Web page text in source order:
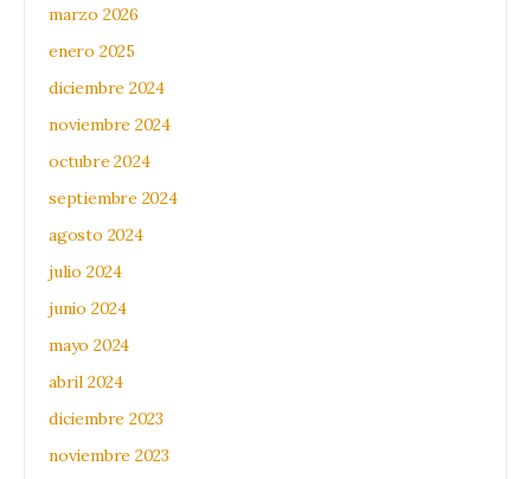
marzo 2026
enero 2025
diciembre 2024
noviembre 2024
octubre 2024
septiembre 2024
agosto 2024
julio 2024
junio 2024
mayo 2024
abril 2024
diciembre 2023
noviembre 2023